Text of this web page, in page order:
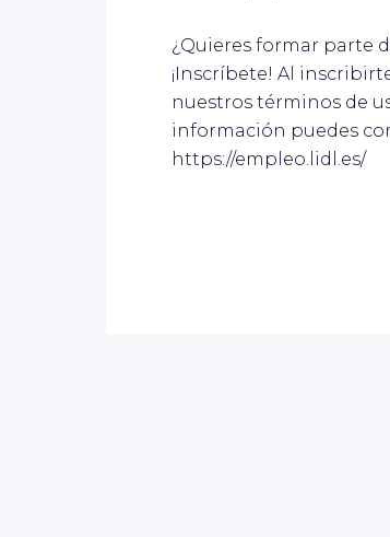
¿Quieres formar parte
¡Inscríbete! Al
nuestros términos de
información puedes
https://empleo.lidl.es/